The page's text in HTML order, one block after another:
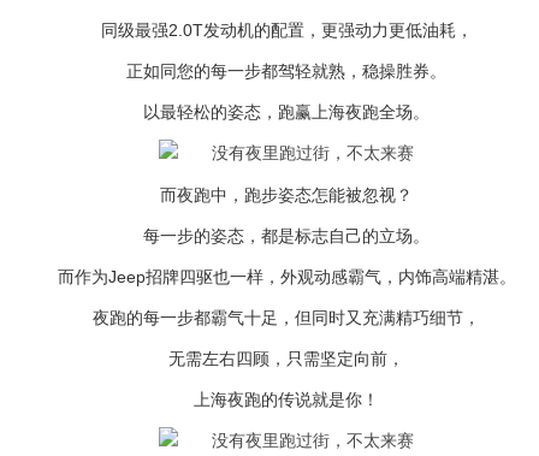
同级最强2.0T发动机的配置，更强动力更低油耗，
正如同您的每一步都驾轻就熟，稳操胜券。
以最轻松的姿态，跑赢上海夜跑全场。
而夜跑中，跑步姿态怎能被忽视？
每一步的姿态，都是标志自己的立场。
而作为Jeep招牌四驱也一样，外观动感霸气，内饰高端精湛。
夜跑的每一步都霸气十足，但同时又充满精巧细节，
无需左右四顾，只需坚定向前，
上海夜跑的传说就是你！